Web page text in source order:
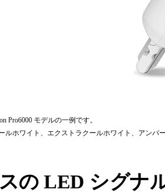
Pro6000 モデルの一例です。
ルホワイト、エクストラクールホワイト、アンバ
の LED シグナ